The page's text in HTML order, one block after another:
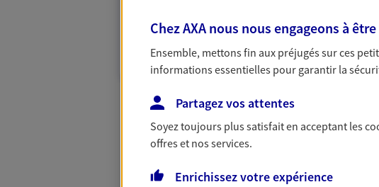
N° Orias * (orias.fr) : EI LAURENT NICOLAS (20003460); EI
(20003458)
Chez AXA nous nous engageons à
Ensemble, mettons fin aux préjugés sur ces
informations essentielles pour garantir la
Partagez vos attentes
Soyez toujours plus satisfait en acceptant les
offres et nos services.
Enrichissez votre expérience